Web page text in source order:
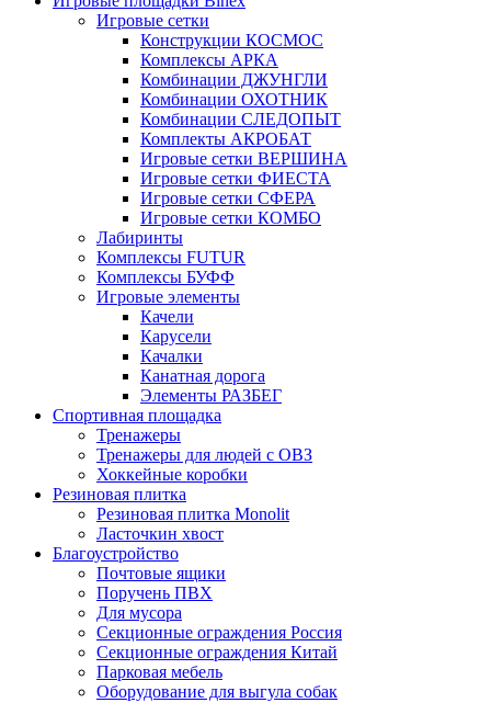
Игровые сетки
Конструкции КОСМОС
Комплексы АРКА
Комбинации ДЖУНГЛИ
Комбинации ОХОТНИК
Комбинации СЛЕДОПЫТ
Комплекты АКРОБАТ
Игровые сетки ВЕРШИНА
Игровые сетки ФИЕСТА
Игровые сетки СФЕРА
Игровые сетки КОМБО
Лабиринты
Комплексы FUTUR
Комплексы БУФФ
Игровые элементы
Качели
Карусели
Качалки
Канатная дорога
Элементы РАЗБЕГ
Спортивная площадка
Тренажеры
Тренажеры для людей с ОВЗ
Хоккейные коробки
Резиновая плитка
Резиновая плитка Monolit
Ласточкин хвост
Благоустройство
Почтовые ящики
Поручень ПВХ
Для мусора
Секционные ограждения Россия
Секционные ограждения Китай
Парковая мебель
Оборудование для выгула собак